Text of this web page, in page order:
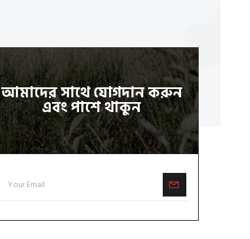
আমাদের সাথে যোগদান করুন
এবং পাশে থাকুন